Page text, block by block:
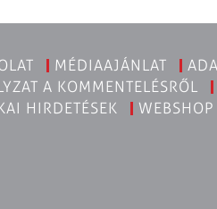
MÉDIAAJÁNLAT
A KOMMENTELÉSRŐL
HIRDETÉSEK
WEBSHOP